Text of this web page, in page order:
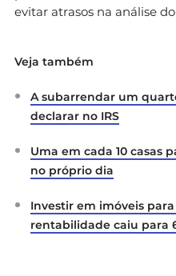
evitar atrasos na análise
Veja também
A subarrendar um
declarar no IRS
Uma em cada 10 casas
no próprio dia
Investir em imóveis
rentabilidade caiu para